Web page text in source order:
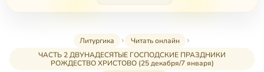
Литургика
Читать онлайн
ЧАСТЬ 2 ДВУНАДЕСЯТЫЕ ГОСПОДСКИЕ ПРАЗДНИКИ
РОЖДЕСТВО ХРИСТОВО (25 декабря/7 января)